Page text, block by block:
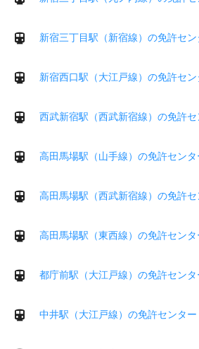
新宿三丁目駅（新宿線）の免許セン
新宿西口駅（大江戸線）の免許セン
西武新宿駅（西武新宿線）の免許セ
高田馬場駅（山手線）の免許センタ
高田馬場駅（西武新宿線）の免許セ
高田馬場駅（東西線）の免許センタ
都庁前駅（大江戸線）の免許センタ
中井駅（大江戸線）の免許センター